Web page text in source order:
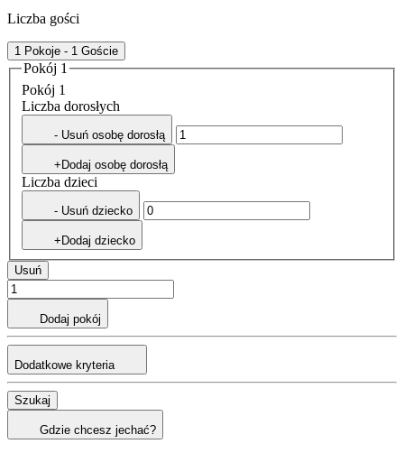
Liczba gości
1 Pokoje - 1 Goście
Pokój 1
Pokój 1
Liczba dorosłych
- Usuń osobę dorosłą
+Dodaj osobę dorosłą
Liczba dzieci
- Usuń dziecko
+Dodaj dziecko
Usuń
Dodaj pokój
Dodatkowe kryteria
Szukaj
Gdzie chcesz jechać?